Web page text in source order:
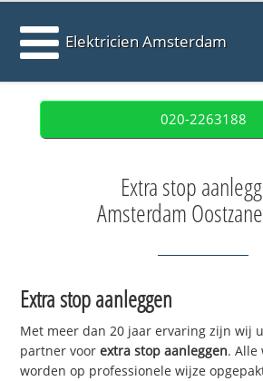
Elektricien Amsterdam
020-2263188
Extra stop
Amsterdam
Extra stop aanleggen
Met meer dan 20 jaar ervaring zijn wij
partner voorextra stop aanleggen. Alle
worden op professionele wijze